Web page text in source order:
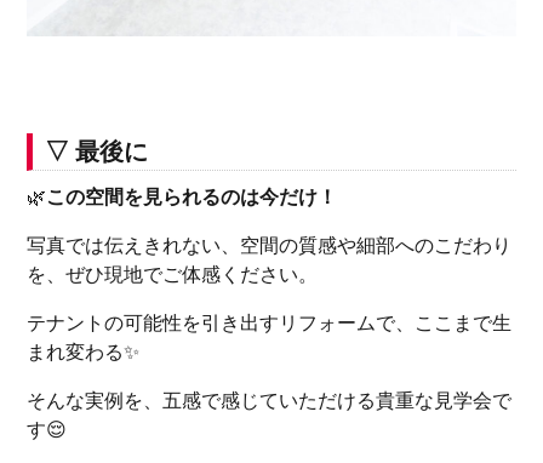
▽ 最後に
🌿この空間を見られるのは今だけ！
写真では伝えきれない、空間の質感や細部へのこだわり
を、ぜひ現地でご体感ください。
テナントの可能性を引き出すリフォームで、ここまで生
まれ変わる✨
そんな実例を、五感で感じていただける貴重な見学会で
す😌